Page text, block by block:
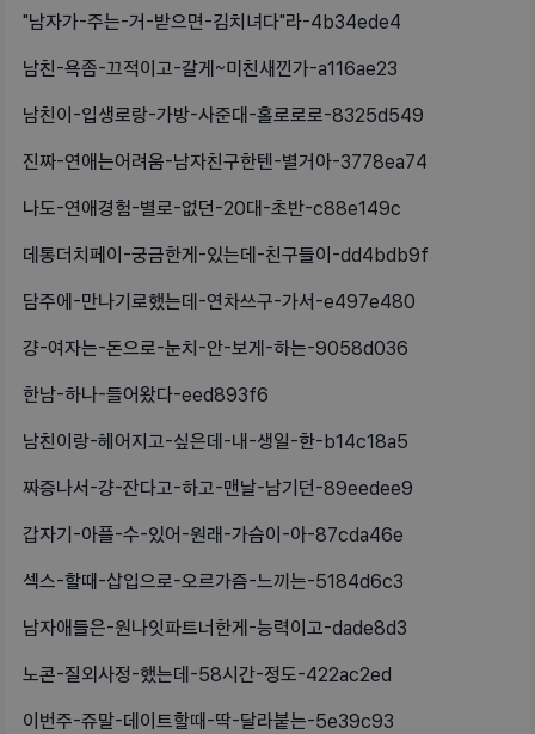
"남자가-주는-거-받으면-김치녀다"라-4b34ede4
남친-욕좀-끄적이고-갈게~미친새낀가-a116ae23
남친이-입생로랑-가방-사준대-홀로로로-8325d549
진짜-연애는어려움-남자친구한텐-별거아-3778ea74
나도-연애경험-별로-없던-20대-초반-c88e149c
데통더치페이-궁금한게-있는데-친구들이-dd4bdb9f
담주에-만나기로했는데-연차쓰구-가서-e497e480
걍-여자는-돈으로-눈치-안-보게-하는-9058d036
한남-하나-들어왔다-eed893f6
남친이랑-헤어지고-싶은데-내-생일-한-b14c18a5
짜증나서-걍-잔다고-하고-맨날-남기던-89eedee9
갑자기-아플-수-있어-원래-가슴이-아-87cda46e
섹스-할때-삽입으로-오르가즘-느끼는-5184d6c3
남자애들은-원나잇파트너한게-능력이고-dade8d3
노콘-질외사정-했는데-58시간-정도-422ac2ed
이번주-쥬말-데이트할때-딱-달라붙는-5e39c93